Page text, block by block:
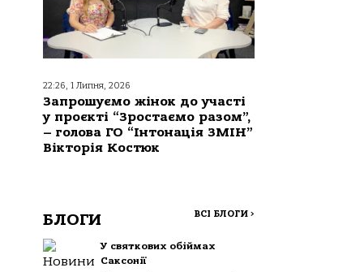
22:26, 1 Липня, 2026
Запрошуємо жінок до участі
у проєкті “Зростаємо разом”,
– голова ГО “Інтонація ЗМІН”
Вікторія Костюк
БЛОГИ ВСІ БЛОГИ >
У святкових обіймах
Саксонії